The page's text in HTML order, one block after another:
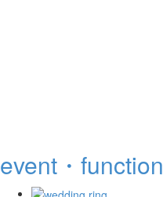
event・function